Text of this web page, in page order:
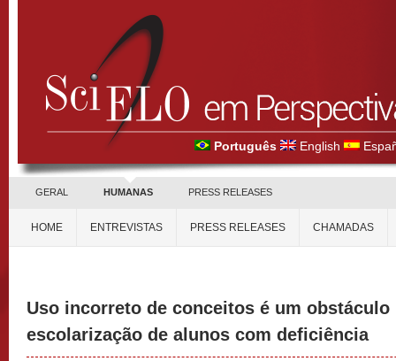
Português English
GERAL HUMANAS PRESS RELEASES
HOME ENTREVISTAS PRESS RELEASES CHAMADAS
Uso incorreto de conceitos é um obstáculo
escolarização de alunos com deficiência